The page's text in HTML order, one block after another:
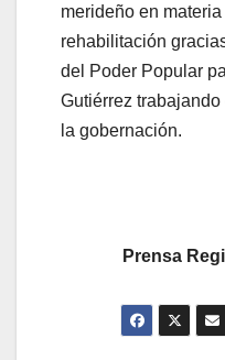
merideño en
rehabilitación
del Poder Popular
Gutiérrez
la gobernación.
Prensa